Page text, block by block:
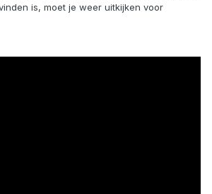
is, moet je weer uitkijken voor